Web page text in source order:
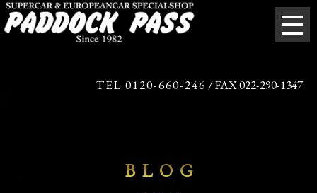
TEL 0120-660-246 / FAX 022-290-1347
BLOG